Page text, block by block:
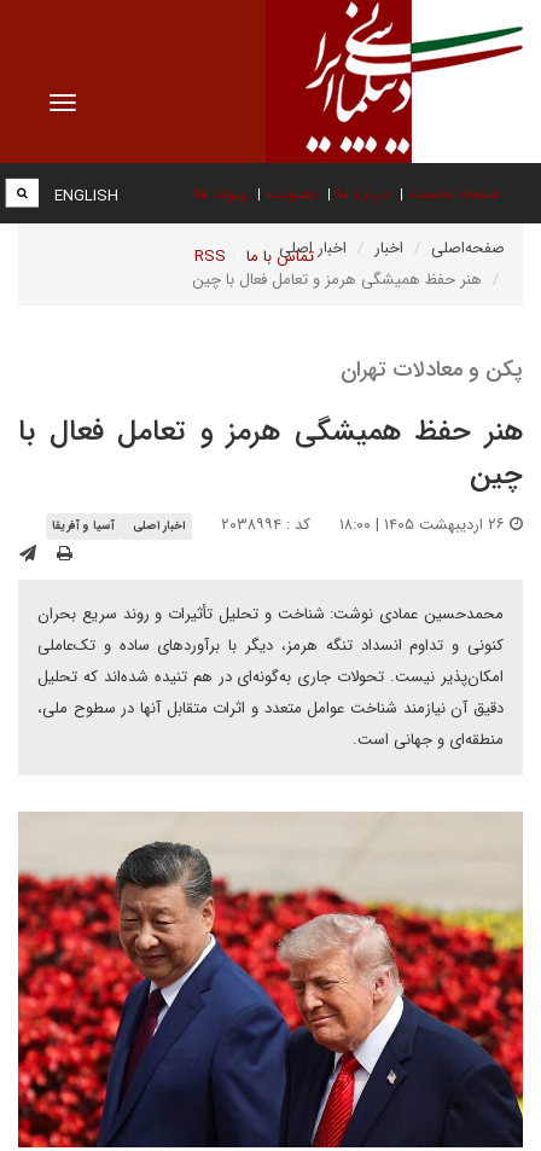
Toggle
صفحه نخست درباره ما عضویت پیوند ها
تماس با ما RSS
ENGLISH
صفحه‌اصلی اخبار
اخبار اصلی
هنر حفظ همیشگی هرمز و تعامل فعال با چین
پکن و معادلات تهران
هنر حفظ همیشگی هرمز و تعامل فعال با
چین
کد : ۲۰۳۸۹۹۴ اخبار اصلی آسیا و آفریقا
محمد‌حسین عمادی نوشت: شناخت و تحلیل تأثیرات و روند سریع بحران
کنونی و تداوم انسداد تنگه هرمز، دیگر با برآوردهای ساده و تک‌عاملی
امکان‌پذیر نیست. تحولات جاری به‌گونه‌ای در هم‌ تنیده شده‌اند که تحلیل
دقیق آن نیازمند شناخت عوامل متعدد و اثرات متقابل آنها در سطوح ملی،
منطقه‌ای و جهانی است.